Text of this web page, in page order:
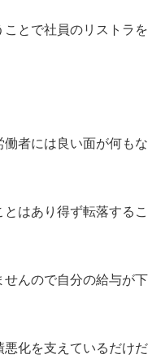
とで社員のリストラを
者には良い面が何もな
はあり得ず転落するこ
んので自分の給与が下
悪化を支えているだけだ